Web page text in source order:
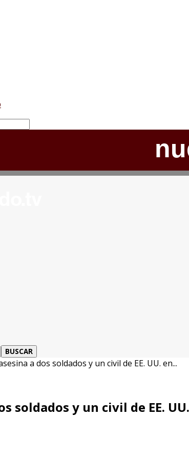
a dos soldados y un civil de EE. UU. en...
soldados y un civil de EE.